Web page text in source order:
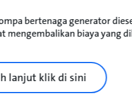
bertenaga generator
mengembalikan biaya yang
lanjut klik di sini